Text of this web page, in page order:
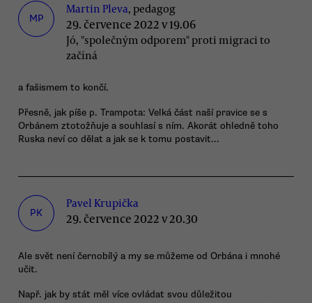
MP
Martin Pleva, pedagog
29. července 2022 v 19.06
Jó, "společným odporem" proti migraci to
začíná
a fašismem to končí.
Přesně, jak píše p. Trampota: Velká část naší pravice se s
Orbánem ztotožňuje a souhlasí s ním. Akorát ohledně toho
Ruska neví co dělat a jak se k tomu postavit...
PK
Pavel Krupička
29. července 2022 v 20.30
Ale svět není černobílý a my se můžeme od Orbána i mnohé
učit.
Např. jak by stát měl více ovládat svou důležitou